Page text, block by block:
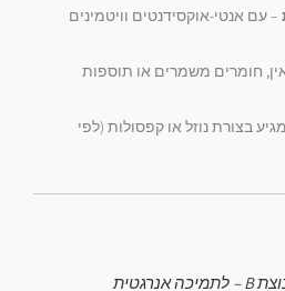
– עם אנטי-אוקסידנטים וויטמינים
חומרים משמרים או תוספות
בצורת נוזל או קפסולות (לפי
⚡ ויטמינים מקבוצת B – לתמיכה אנרגטית